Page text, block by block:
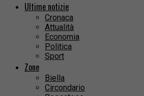
Ultime notizie
Cronaca
Attualità
Economia
Politica
Sport
Zone
Biella
Circondario